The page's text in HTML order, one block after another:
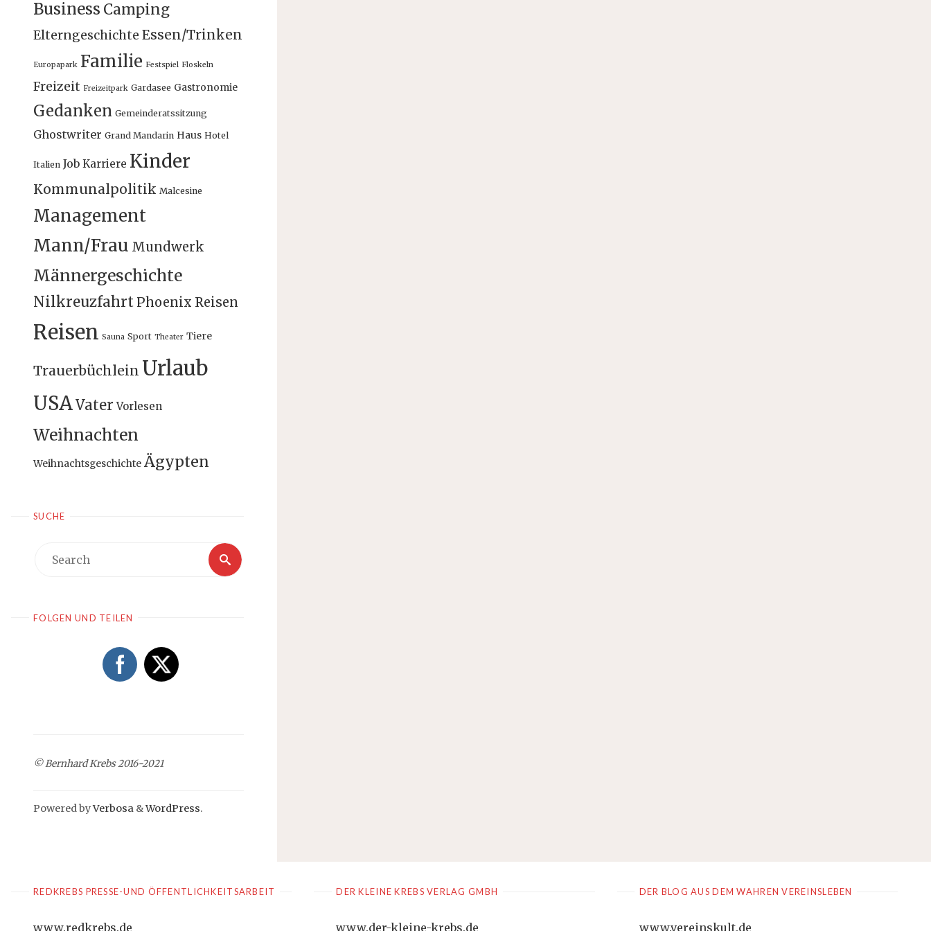
Business Camping
Elterngeschichte Essen/Trinken
Europapark Familie Festspiel Floskeln
Freizeit Freizeitpark Gardasee Gastronomie
Gedanken Gemeinderatssitzung
Ghostwriter Grand Mandarin Haus Hotel
Italien Job Karriere Kinder
Kommunalpolitik Malcesine
Management
Mann/Frau Mundwerk
Männergeschichte
Nilkreuzfahrt Phoenix Reisen
Reisen Sauna Sport Theater Tiere
Trauerbüchlein Urlaub
USAVater Vorlesen
Weihnachten
Weihnachtsgeschichte Ägypten
SUCHE
Search
FOLGEN UND TEILEN
© Bernhard Krebs 2016-2021
Powered byVerbosa &WordPress.
REDKREBS PRESSE-UND ÖFFENTLICHKEITSARBEIT
www.redkrebs.de
DER KLEINE KREBS VERLAG GMBH
www.der-kleine-krebs.de
DER BLOG AUS DEM WAHREN VEREINSLEBEN
www.vereinskult.de